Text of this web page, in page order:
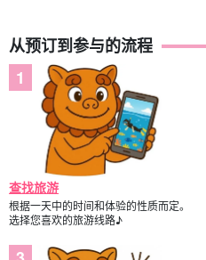
从预订到参与的流程
查找旅游
根据一天中的时间和体验的性质而定。
选择您喜欢的旅游线路♪